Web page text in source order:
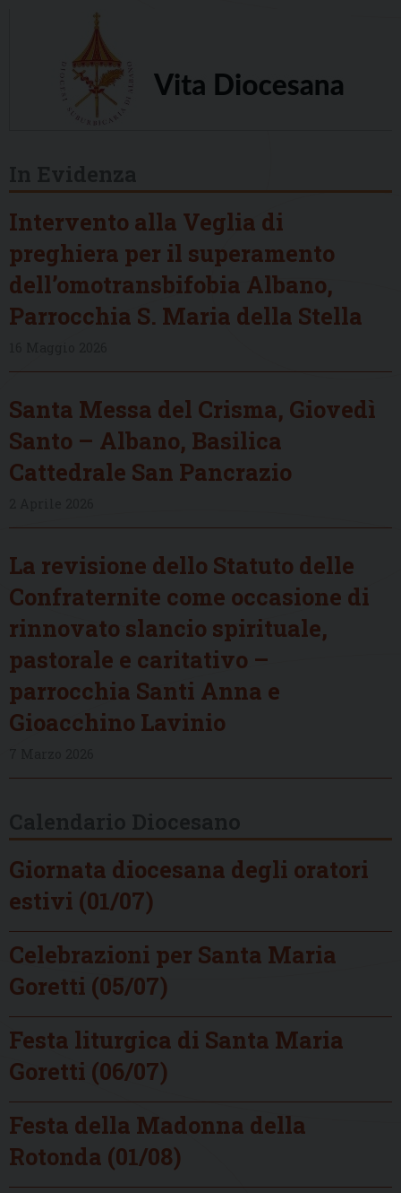
Intervento alla Veglia di
preghiera per il superamento
dell’omotransbifobia Albano,
Parrocchia S. Maria della Stella
Santa Messa del Crisma, Giovedì
Santo – Albano, Basilica
Cattedrale San Pancrazio
La revisione dello Statuto delle
Confraternite come occasione di
rinnovato slancio spirituale,
pastorale e caritativo –
parrocchia Santi Anna e
Gioacchino Lavinio
Giornata diocesana degli oratori
estivi (01/07)
Celebrazioni per Santa Maria
Goretti (05/07)
Festa liturgica di Santa Maria
Goretti (06/07)
Festa della Madonna della
Rotonda (01/08)